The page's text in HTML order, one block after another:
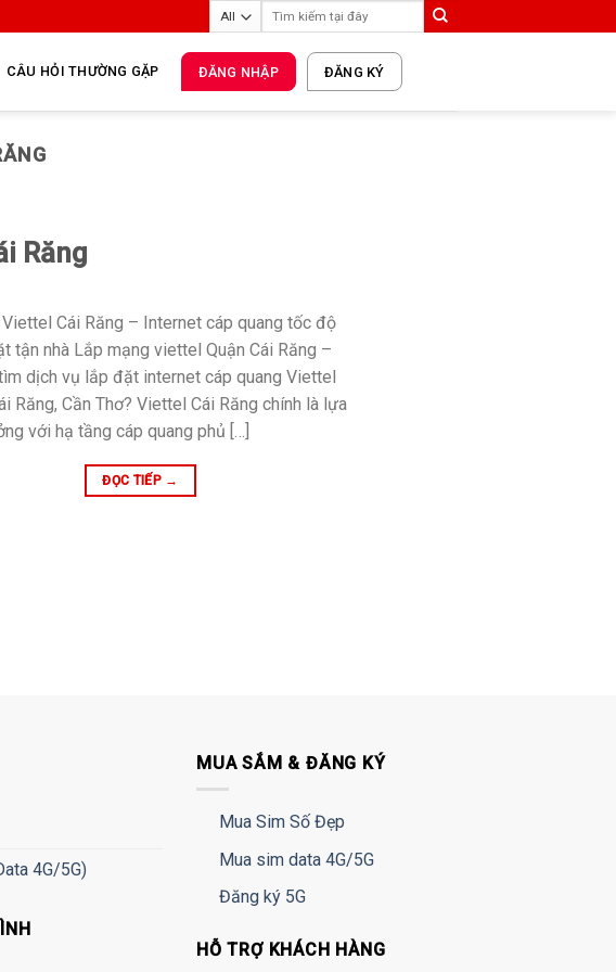
CÂU HỎI THƯỜNG GẶP ĐĂNG NHẬP ĐĂNG KÝ
Răng
Cái Răng – Internet cáp quang tốc độ
tận nhà Lắp mạng viettel Quận Cái Răng –
dịch vụ lắp đặt internet cáp quang Viettel
Răng, Cần Thơ? Viettel Cái Răng chính là lựa
với hạ tầng cáp quang phủ […]
ĐỌC TIẾP →
4G/5G)
MUA SẮM & ĐĂNG KÝ
Mua Sim Số Đẹp
Mua sim data 4G/5G
Đăng ký 5G
HỖ TRỢ KHÁCH HÀNG